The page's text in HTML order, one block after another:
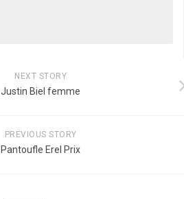
NEXT STORY
Justin Biel femme
PREVIOUS STORY
Pantoufle Erel Prix